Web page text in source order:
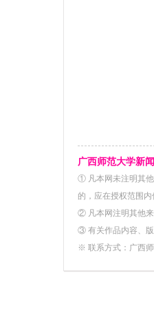
广西师范大学新
① 凡本网未注明其
的，应在授权范围
② 凡本网注明其他
③ 有关作品内容、版
※ 联系方式：广西师